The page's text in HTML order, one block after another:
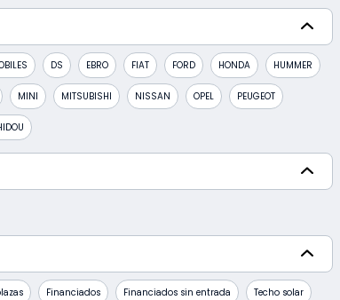
DS EBRO FIAT FORD HONDA HUMMER
MINI MITSUBISHI NISSAN OPEL PEUGEOT
Financiados Financiados sin entrada Techo solar